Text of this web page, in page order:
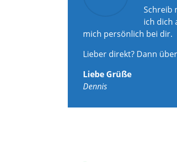
Schreib
ich dich
mich persönlich bei dir.
Lieber direkt? Dann über
Liebe Grüße
Dennis